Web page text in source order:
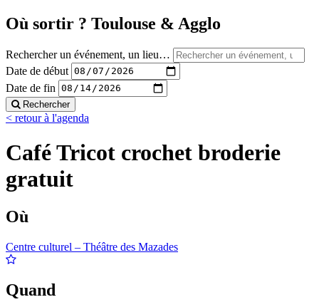
Où sortir ? Toulouse & Agglo
Rechercher un événement, un lieu…
Date de début
Date de fin
Rechercher
< retour à l'agenda
Café Tricot crochet broderie
gratuit
Où
Centre culturel – Théâtre des Mazades
Quand